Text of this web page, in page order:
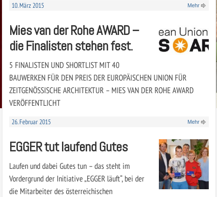
10. März 2015 Mehr
Mies van der Rohe AWARD –
die Finalisten stehen fest.
5 FINALISTEN UND SHORTLIST MIT 40
BAUWERKEN FÜR DEN PREIS DER EUROPÄISCHEN UNION FÜR
ZEITGENÖSSISCHE ARCHITEKTUR – MIES VAN DER ROHE AWARD
VERÖFFENTLICHT
26. Februar 2015 Mehr
EGGER tut laufend Gutes
Laufen und dabei Gutes tun – das steht im
Vordergrund der Initiative „EGGER läuft“, bei der
die Mitarbeiter des österreichischen